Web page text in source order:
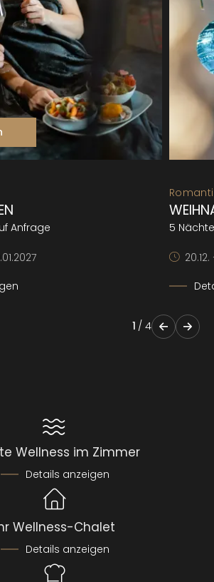
Anfrage 5 Nächte
1 / 4
Wellness im Zimmer
Details anzeigen
Wellness-Chalet
Details anzeigen